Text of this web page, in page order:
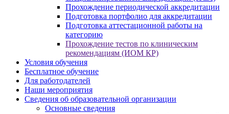
Прохождение периодической аккредитации
Подготовка портфолио для аккредитации
Подготовка аттестационной работы на
категорию
Прохождение тестов по клиническим
рекомендациям (ИОМ КР)
Условия обучения
Бесплатное обучение
Для работодателей
Наши мероприятия
Сведения об образовательной организации
Основные сведения